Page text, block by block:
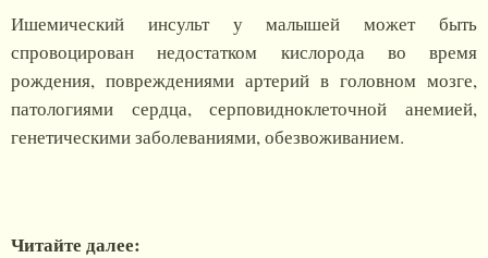
Ишемический инсульт у малышей может быть
спровоцирован недостатком кислорода во время
рождения, повреждениями артерий в головном мозге,
патологиями сердца, серповидноклеточной анемией,
генетическими заболеваниями, обезвоживанием.
Читайте далее: